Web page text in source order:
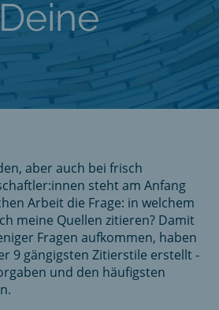
aber auch bei frisch
steht am Anfang
Arbeit die Frage: in welchem
meine Quellen zitieren? Damit
Fragen aufkommen, haben
9 gängigsten Zitierstile erstellt -
und den häufigsten